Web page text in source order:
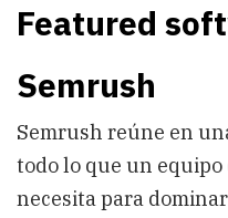
Featured
Semrush
Semrush reúne en
todo lo que un
necesita para